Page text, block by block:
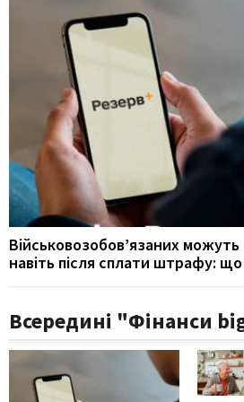
Військовозобов’язаних
навіть після сплати штрафу:
Всередині "Фінанси